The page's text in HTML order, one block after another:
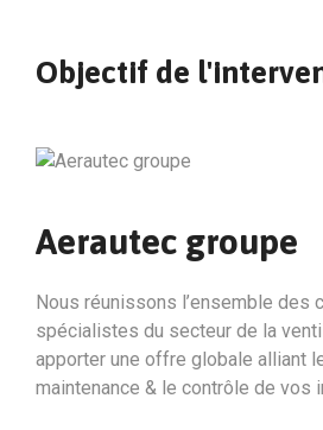
Objectif de
Aerautec groupe
Nous réunissons l’ensemble des
spécialistes du secteur de la
apporter une offre globale alliant
maintenance & le contrôle de vos